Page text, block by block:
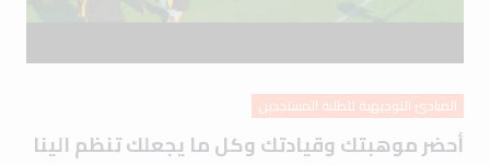
المبادئ التوجيهية للطلبة المستجدين
أحضر موهبتك وقيادتك وكل ما يجعلك تنظم الينا